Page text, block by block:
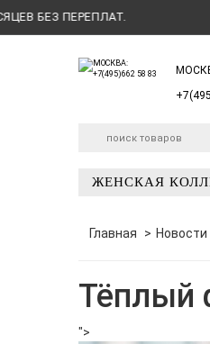
ДЕЛИТЕ
ЖЕНСКАЯ
Главная Новости
Тёплый
">